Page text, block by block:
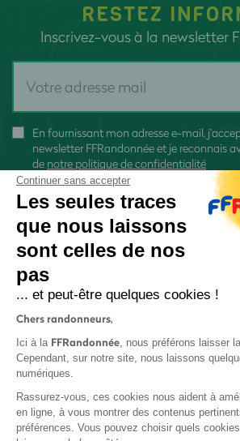
RESTEZ
Inscrivez-vous à la newsletter
En fournissant mon adresse e-mail,
newsletter FFRandonnée et je reconnais
de notre politique de confidentialité
Protection des données
Politique de
Continuer sans accepter
Les seules traces
que nous laissons
sont celles de nos
pas
... et peut-être quelques cookies !
Chers randonneurs,
Ici à la FFRandonnée, nous préférons laisser
Cependant, sur notre site, nous laissons
numériques.
Rassurez-vous, ces cookies nous aident à
en ligne, à vous montrer des contenus
préférences. Vous pouvez choisir quels